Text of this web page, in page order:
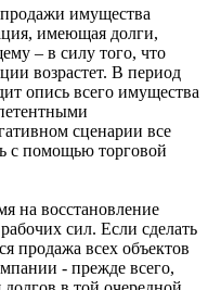
имущества
имеющая долги,
– в силу того, что
возрастет. В период
опись всего имущества
сценарии все
с помощью торговой
на восстановление
сил. Если сделать
продажа всех объектов
- прежде всего,